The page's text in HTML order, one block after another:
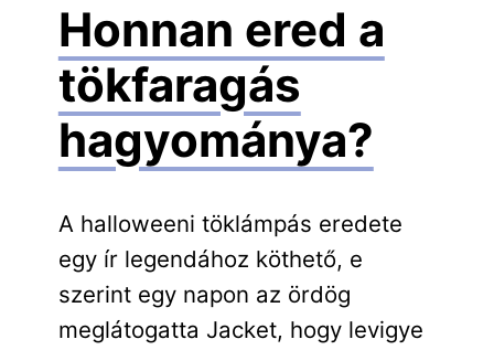
Honnan ered a
tökfaragás
hagyománya?
A halloweeni töklámpás eredete
egy ír legendához köthető, e
szerint egy napon az ördög
meglátogatta Jacket, hogy levigye